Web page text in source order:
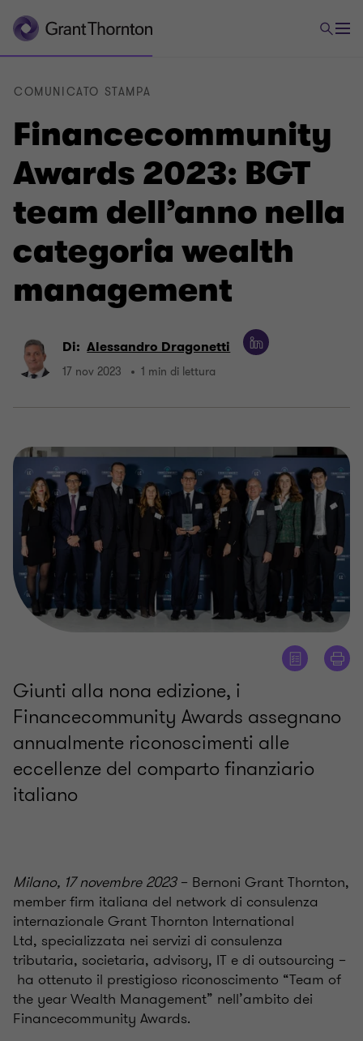
Financecommunity
Awards 2023: BGT
team dell’anno nella
categoria wealth
management
COMUNICATO STAMPA
Di: Alessandro Dragonetti
17 nov 2023 1 min di lettura
Giunti alla nona edizione, i
Financecommunity Awards assegnano
annualmente riconoscimenti alle
eccellenze del comparto finanziario
italiano
Milano, 17 novembre 2023 – Bernoni Grant Thornton,
member firm italiana del network di consulenza
internazionale Grant Thornton International
Ltd, specializzata nei servizi di consulenza
tributaria, societaria, advisory, IT e di outsourcing –
ha ottenuto il prestigioso riconoscimento “Team of
the year Wealth Management” nell’ambito dei
Financecommunity Awards.